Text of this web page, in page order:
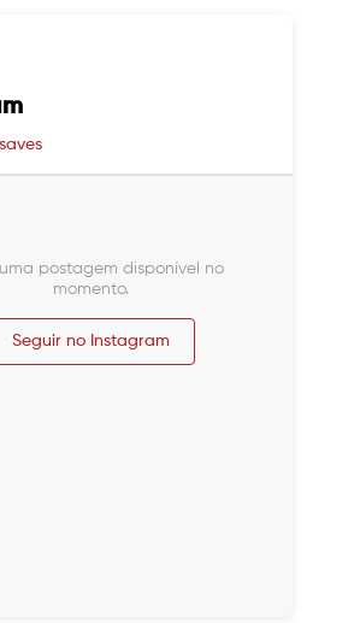
postagem disponível no
momento.
Seguir no Instagram